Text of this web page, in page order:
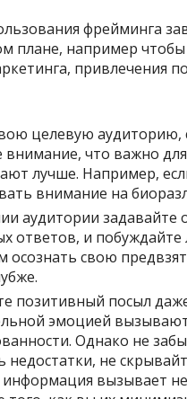
фрейминга
плане, например чтобы
привлечения
целевую аудиторию,
что важно
лучше. Например,
внимание на
аудитории
ответов, и
свою
позитивный посыл
эмоцией
Однако не
недостатки, не
информация вызывает